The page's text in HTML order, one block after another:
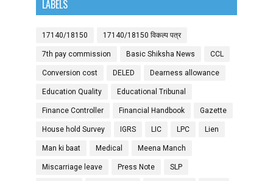
LABELS
17140/18150 17140/18150 विकल्प पत्र
7th pay commission Basic Shiksha News CCL
Conversion cost DELED Dearness allowance
Education Quality Educational Tribunal
Finance Controller Financial Handbook Gazette
House hold Survey IGRS LIC LPC Lien
Man ki baat Medical Meena Manch
Miscarriage leave Press Note SLP